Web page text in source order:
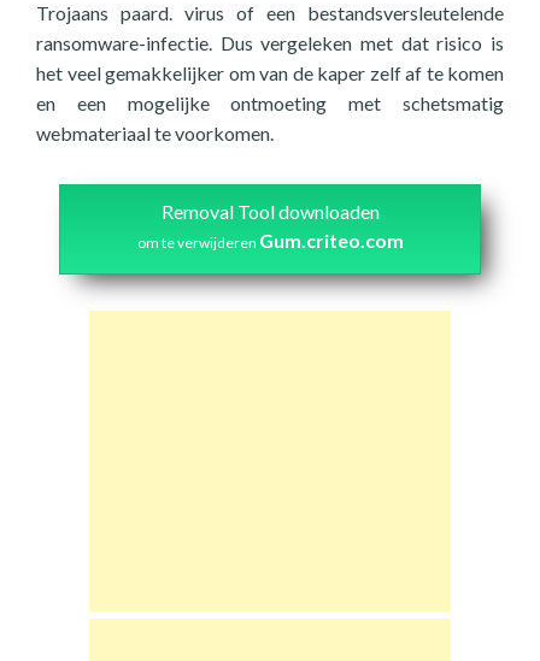
Trojaans paard. virus of een bestandsversleutelende
ransomware-infectie. Dus vergeleken met dat risico is
het veel gemakkelijker om van de kaper zelf af te komen
en een mogelijke ontmoeting met schetsmatig
webmateriaal te voorkomen.
Removal Tool downloaden
om te verwijderen Gum.criteo.com